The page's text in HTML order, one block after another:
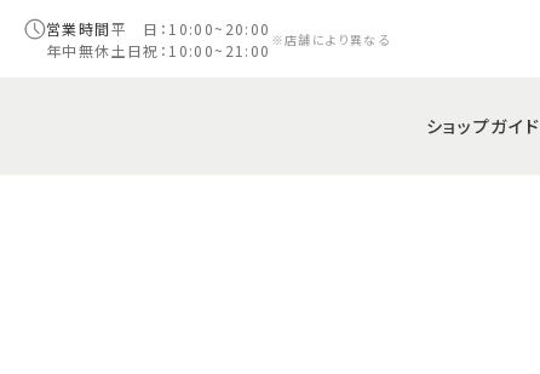
営業時間平 日：10:00~20:00
年中無休土日祝：10:00~21:00 ※店舗により異なる
ショップガイド